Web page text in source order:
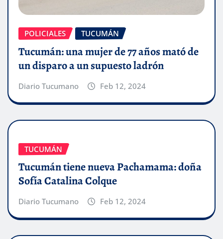
POLICIALES TUCUMÁN
Tucumán: una mujer de 77 años mató de
un disparo a un supuesto ladrón
Diario Tucumano Feb 12, 2024
TUCUMÁN
Tucumán tiene nueva Pachamama: doña
Sofía Catalina Colque
Diario Tucumano Feb 12, 2024